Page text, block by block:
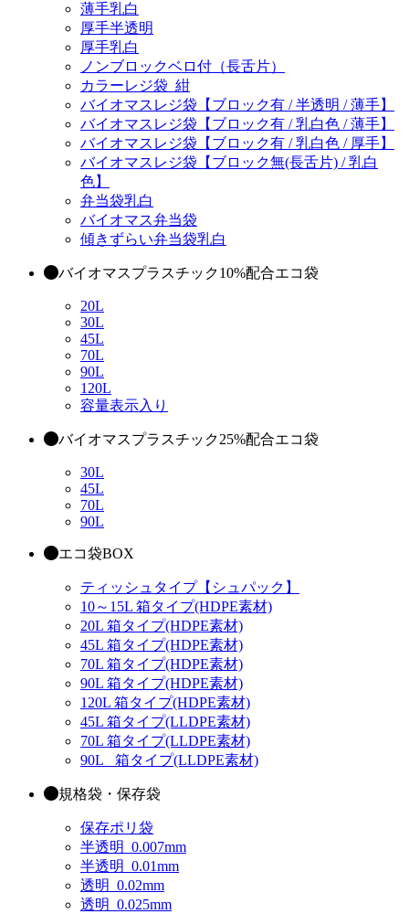
薄手乳白
厚手半透明
厚手乳白
ノンブロックベロ付（長舌片）
カラーレジ袋_紺
バイオマスレジ袋【ブロック有 / 半透明 / 薄手】
バイオマスレジ袋【ブロック有 / 乳白色 / 薄手】
バイオマスレジ袋【ブロック有 / 乳白色 / 厚手】
バイオマスレジ袋【ブロック無(長舌片) / 乳白
色】
弁当袋乳白
バイオマス弁当袋
傾きずらい弁当袋乳白
バイオマスプラスチック10%配合エコ袋
20L
30L
45L
70L
90L
120L
容量表示入り
バイオマスプラスチック25%配合エコ袋
30L
45L
70L
90L
エコ袋BOX
ティッシュタイプ【シュパック】
10～15L 箱タイプ(HDPE素材)
20L 箱タイプ(HDPE素材)
45L 箱タイプ(HDPE素材)
70L 箱タイプ(HDPE素材)
90L 箱タイプ(HDPE素材)
120L 箱タイプ(HDPE素材)
45L 箱タイプ(LLDPE素材)
70L 箱タイプ(LLDPE素材)
90L_ 箱タイプ(LLDPE素材)
規格袋・保存袋
保存ポリ袋
半透明_0.007mm
半透明_0.01mm
透明_0.02mm
透明_0.025mm